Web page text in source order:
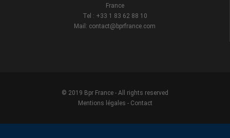
France
Tel : +33 1 83 62 88 10
Mail: contact@bprfrance.com
© 2019 Bpr France - All rights reserved
Mentions légales - Contact